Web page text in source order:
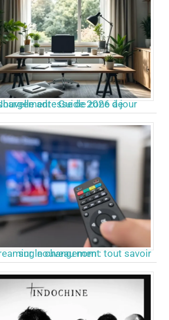
adresse de zone de téléchargement : Guide 2026 à jour
Papystreaming nouveau nom : tout savoir sur le changement